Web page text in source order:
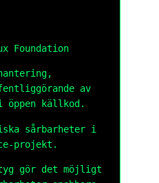
Foundation
av
källkod.
sårbarheter i
projekt.
gör det möjligt